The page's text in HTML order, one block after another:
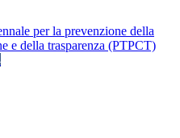
per la prevenzione della
e della trasparenza (PTPCT)